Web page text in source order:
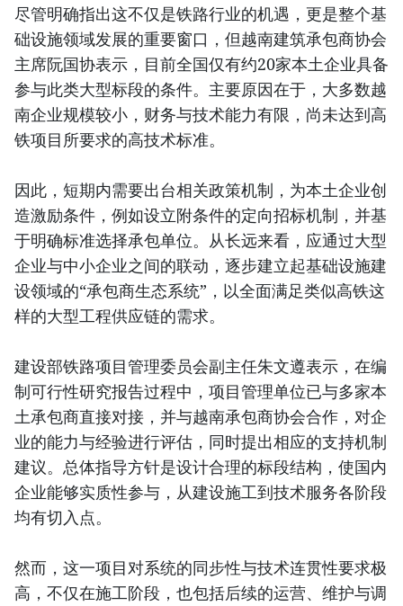
尽管明确指出这不仅是铁路行业的机遇，更是整个基
础设施领域发展的重要窗口，但越南建筑承包商协会
主席阮国协表示，目前全国仅有约20家本土企业具备
参与此类大型标段的条件。主要原因在于，大多数越
南企业规模较小，财务与技术能力有限，尚未达到高
铁项目所要求的高技术标准。
因此，短期内需要出台相关政策机制，为本土企业创
造激励条件，例如设立附条件的定向招标机制，并基
于明确标准选择承包单位。从长远来看，应通过大型
企业与中小企业之间的联动，逐步建立起基础设施建
设领域的“承包商生态系统”，以全面满足类似高铁这
样的大型工程供应链的需求。
建设部铁路项目管理委员会副主任朱文遵表示，在编
制可行性研究报告过程中，项目管理单位已与多家本
土承包商直接对接，并与越南承包商协会合作，对企
业的能力与经验进行评估，同时提出相应的支持机制
建议。总体指导方针是设计合理的标段结构，使国内
企业能够实质性参与，从建设施工到技术服务各阶段
均有切入点。
然而，这一项目对系统的同步性与技术连贯性要求极
高，不仅在施工阶段，也包括后续的运营、维护与调